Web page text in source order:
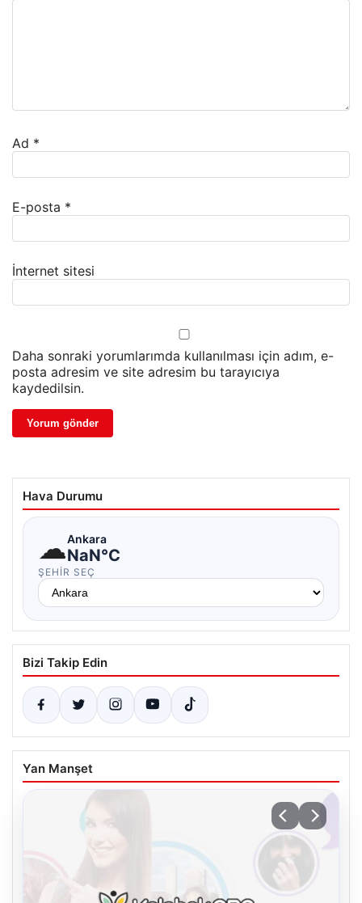
Ad *
E-posta *
İnternet sitesi
Daha sonraki yorumlarımda kullanılması için adım, e-
posta adresim ve site adresim bu tarayıcıya
kaydedilsin.
Hava Durumu
☁Ankara
NaN°C
ŞEHIR SEÇ
Bizi Takip Edin
Yan Manşet